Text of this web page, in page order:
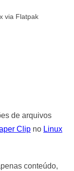
via Flatpak
de arquivos
Clip no Linux
conteúdo,